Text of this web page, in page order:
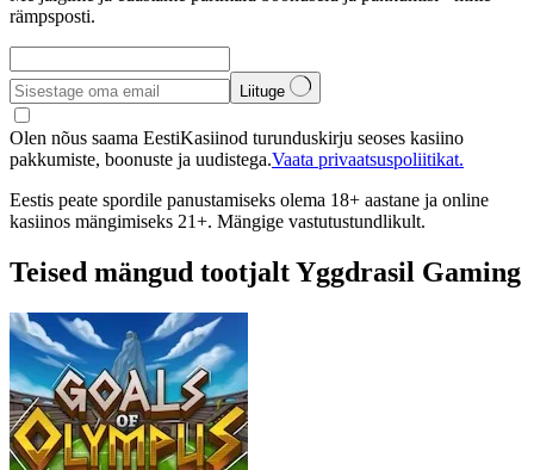
rämpsposti.
Liituge
Olen nõus saama EestiKasiinod turunduskirju seoses kasiino
pakkumiste, boonuste ja uudistega.Vaata privaatsuspoliitikat.
Eestis peate spordile panustamiseks olema 18+ aastane ja online
kasiinos mängimiseks 21+. Mängige vastutustundlikult.
Teised mängud tootjalt Yggdrasil Gaming